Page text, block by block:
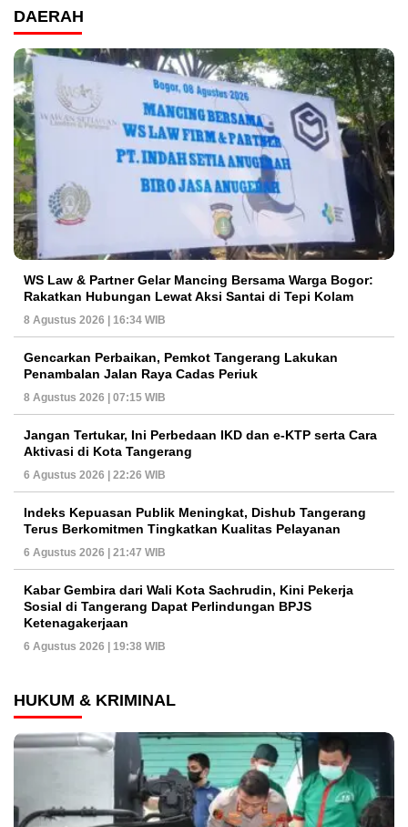
DAERAH
WS Law & Partner Gelar Mancing Bersama Warga Bogor:
Rakatkan Hubungan Lewat Aksi Santai di Tepi Kolam
8 Agustus 2026 | 16:34 WIB
Gencarkan Perbaikan, Pemkot Tangerang Lakukan
Penambalan Jalan Raya Cadas Periuk
8 Agustus 2026 | 07:15 WIB
Jangan Tertukar, Ini Perbedaan IKD dan e-KTP serta Cara
Aktivasi di Kota Tangerang
6 Agustus 2026 | 22:26 WIB
Indeks Kepuasan Publik Meningkat, Dishub Tangerang
Terus Berkomitmen Tingkatkan Kualitas Pelayanan
6 Agustus 2026 | 21:47 WIB
Kabar Gembira dari Wali Kota Sachrudin, Kini Pekerja
Sosial di Tangerang Dapat Perlindungan BPJS
Ketenagakerjaan
6 Agustus 2026 | 19:38 WIB
HUKUM & KRIMINAL